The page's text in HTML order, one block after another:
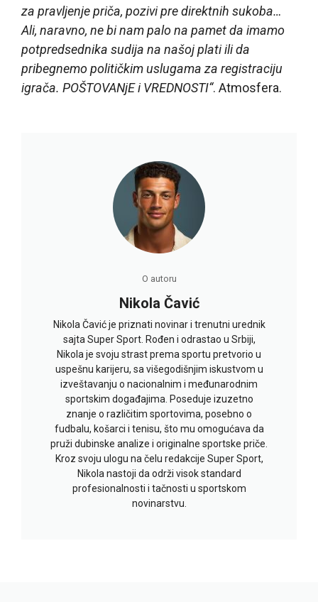
za pravljenje priča, pozivi pre direktnih sukoba…
Ali, naravno, ne bi nam palo na pamet da imamo
potpredsednika sudija na našoj plati ili da
pribegnemo političkim uslugama za registraciju
igrača. POŠTOVANjE i VREDNOSTI“. Atmosfera.
O autoru
Nikola Čavić
Nikola Čavić je priznati novinar i trenutni urednik
sajta Super Sport. Rođen i odrastao u Srbiji,
Nikola je svoju strast prema sportu pretvorio u
uspešnu karijeru, sa višegodišnjim iskustvom u
izveštavanju o nacionalnim i međunarodnim
sportskim događajima. Poseduje izuzetno
znanje o različitim sportovima, posebno o
fudbalu, košarci i tenisu, što mu omogućava da
pruži dubinske analize i originalne sportske priče.
Kroz svoju ulogu na čelu redakcije Super Sport,
Nikola nastoji da održi visok standard
profesionalnosti i tačnosti u sportskom
novinarstvu.